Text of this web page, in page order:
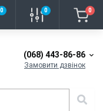
0 0 0
(068) 443-86-86
Замовити дзвінок